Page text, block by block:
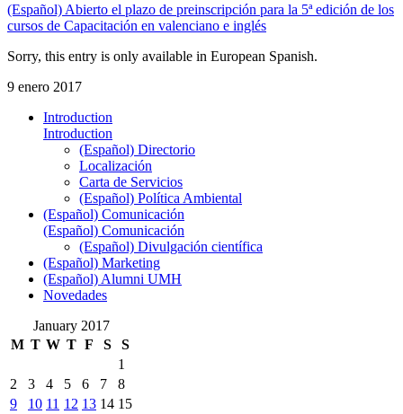
(Español) Abierto el plazo de preinscripción para la 5ª edición de los
cursos de Capacitación en valenciano e inglés
Sorry, this entry is only available in European Spanish.
9 enero 2017
Introduction
Introduction
(Español) Directorio
Localización
Carta de Servicios
(Español) Política Ambiental
(Español) Comunicación
(Español) Comunicación
(Español) Divulgación científica
(Español) Marketing
(Español) Alumni UMH
Novedades
January 2017
M T W T F S
S
1
2
3 4 5 6 7
8
9
10 11 12 13 14 15